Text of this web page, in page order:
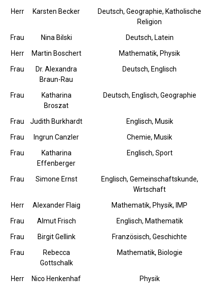
Herr
Karsten Becker
Deutsch, Geographie, Katholische
Religion
Frau
Nina Bilski
Deutsch, Latein
Herr
Martin Boschert
Mathematik, Physik
Frau
Dr. Alexandra
Braun-Rau
Deutsch, Englisch
Frau
Katharina
Broszat
Deutsch, Englisch, Geographie
Frau Judith Burkhardt
Englisch, Musik
Frau
Ingrun Canzler
Chemie, Musik
Frau
Katharina
Effenberger
Englisch, Sport
Frau Simone Ernst
Englisch, Gemeinschaftskunde,
Wirtschaft
Herr
Alexander Flaig
Mathematik, Physik, IMP
Frau
Almut Frisch
Englisch, Mathematik
Frau
Birgit Gellink
Französisch, Geschichte
Frau
Rebecca
Gottschalk
Mathematik, Biologie
Herr Nico Henkenhaf
Physik